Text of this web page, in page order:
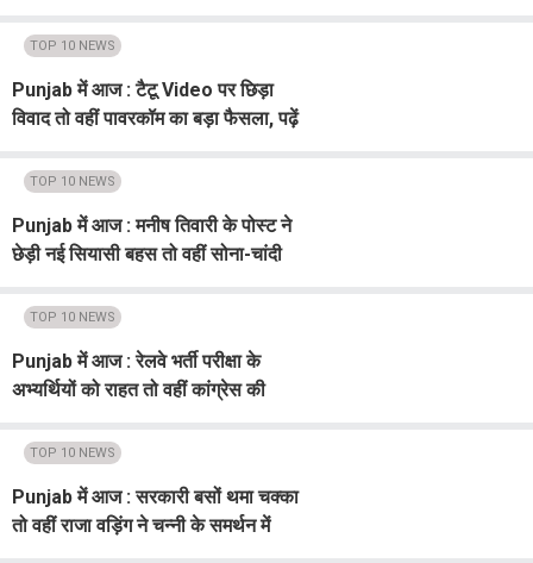
TOP 10 NEWS
Punjab में आज : टैटू Video पर छिड़ा
विवाद तो वहीं पावरकॉम का बड़ा फैसला, पढ़ें
TOP 10 NEWS
Punjab में आज : मनीष तिवारी के पोस्ट ने
छेड़ी नई सियासी बहस तो वहीं सोना-चांदी
TOP 10 NEWS
Punjab में आज : रेलवे भर्ती परीक्षा के
अभ्यर्थियों को राहत तो वहीं कांग्रेस की
TOP 10 NEWS
Punjab में आज : सरकारी बसों थमा चक्का
तो वहीं राजा वड़िंग ने चन्नी के समर्थन में